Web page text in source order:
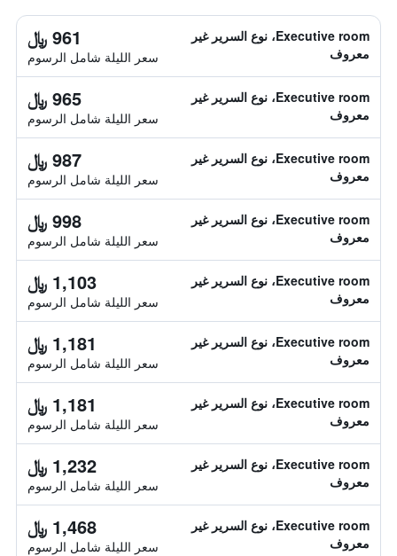
Executive room، نوع السرير غير
معروف
961 ﷼
سعر الليلة شامل الرسوم
Executive room، نوع السرير غير
معروف
965 ﷼
سعر الليلة شامل الرسوم
Executive room، نوع السرير غير
معروف
987 ﷼
سعر الليلة شامل الرسوم
Executive room، نوع السرير غير
معروف
998 ﷼
سعر الليلة شامل الرسوم
Executive room، نوع السرير غير
معروف
1,103 ﷼
سعر الليلة شامل الرسوم
Executive room، نوع السرير غير
معروف
1,181 ﷼
سعر الليلة شامل الرسوم
Executive room، نوع السرير غير
معروف
1,181 ﷼
سعر الليلة شامل الرسوم
Executive room، نوع السرير غير
معروف
1,232 ﷼
سعر الليلة شامل الرسوم
Executive room، نوع السرير غير
معروف
1,468 ﷼
سعر الليلة شامل الرسوم